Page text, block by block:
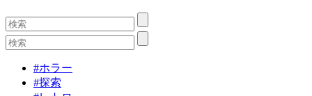
#ホラー
#探索